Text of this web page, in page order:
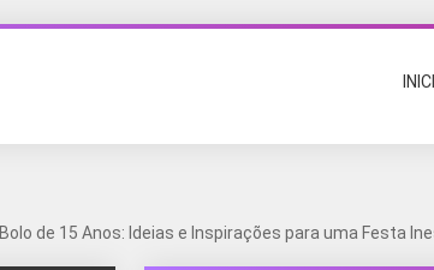
Bolo de 15 Anos: Ideias e Inspirações para uma Festa